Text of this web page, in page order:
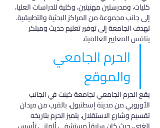
كليات، ومدرستين مهنيتين، وكلية للدراسات العليا،
إلى جانب مجموعة من المراكز البحثية والتطبيقية.
تهدف الجامعة إلى توفير تعليم حديث ومبتكر
ينافس المعايير العالمية.
الحرم الجامعي
والموقع
يقع الحرم الجامعي لجامعة كينت في الجانب
الأوروبي من مدينة إسطنبول، بالقرب من ميدان
تقسيم وشارع الاستقلال. يتميز الحرم بتاريخه